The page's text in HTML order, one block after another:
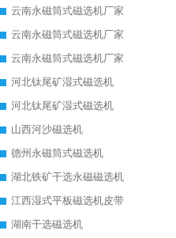
云南永磁筒式磁选机厂家
云南永磁筒式磁选机厂家
云南永磁筒式磁选机厂家
河北钛尾矿湿式磁选机
河北钛尾矿湿式磁选机
山西河沙磁选机
德州永磁筒式磁选机
湖北铁矿干选永磁磁选机
江西湿式平板磁选机皮带
湖南干选磁选机